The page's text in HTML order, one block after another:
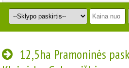
12,5ha Pramoninės